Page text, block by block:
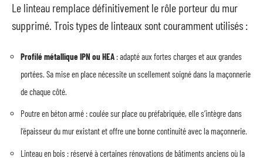
Le linteau remplace définitivement le rôle porteur du mur
supprimé. Trois types de linteaux sont couramment utilisés :
Profilé métallique IPN ou HEA : adapté aux fortes charges et aux grandes
portées. Sa mise en place nécessite un scellement soigné dans la maçonnerie
de chaque côté.
Poutre en béton armé : coulée sur place ou préfabriquée, elle s’intègre dans
l’épaisseur du mur existant et offre une bonne continuité avec la maçonnerie.
Linteau en bois : réservé à certaines rénovations de bâtiments anciens où la